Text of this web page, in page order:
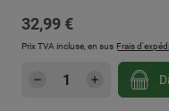
Prix régulier :
32,99 €
Prix TVA incluse, en sus Frais
Quantité de